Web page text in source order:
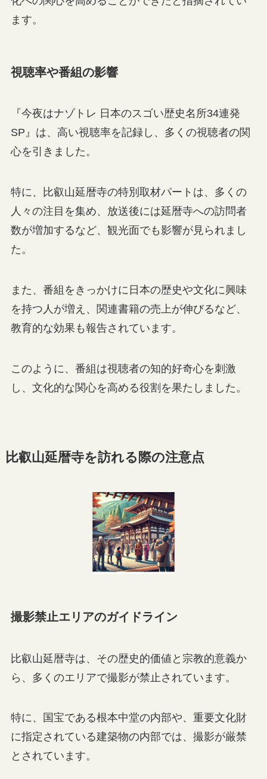
ます。
視聴率や番組の影響
『今夜はナゾトレ 日本のスゴい歴史名所34連発
SP』は、高い視聴率を記録し、多くの視聴者の関
心を引きました。
特に、比叡山延暦寺の特別取材パートは、多くの
人々の注目を集め、放送後には延暦寺への訪問者
数が増加するなど、観光面でも影響が見られまし
た。
また、番組をきっかけに日本の歴史や文化に興味
を持つ人が増え、関連書籍の売上が伸びるなど、
教育的な効果も報告されています。
このように、番組は視聴者の知的好奇心を刺激
し、文化的な関心を高める役割を果たしました。
比叡山延暦寺を訪れる際の注意点
撮影禁止エリアのガイドライン
比叡山延暦寺は、その歴史的価値と宗教的意義か
ら、多くのエリアで撮影が禁止されています。
特に、国宝である根本中堂の内部や、重要文化財
に指定されている建築物の内部では、撮影が厳禁
とされています。